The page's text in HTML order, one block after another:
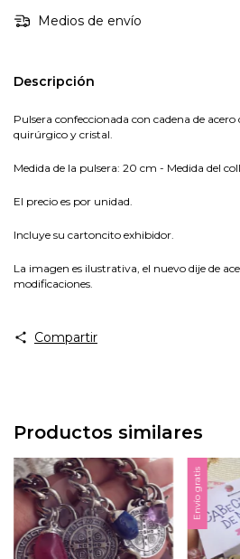
Medios de envío
Descripción
Pulsera confeccionada con cadena de
quirúrgico y cristal.
Medida de la pulsera: 20 cm - Medida del
El precio es por unidad.
Incluye su cartoncito exhibidor.
La imagen es ilustrativa, el nuevo dije de
modificaciones.
Compartir
Productos similares
Envío gratis